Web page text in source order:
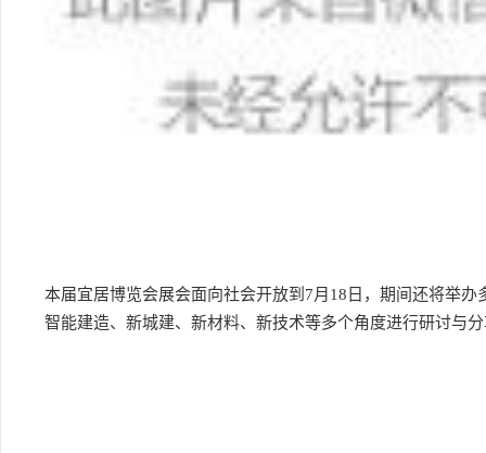
本届宜居博览会展会面向社会开放到7月18日，期间还将举办
智能建造、新城建、新材料、新技术等多个角度进行研讨与